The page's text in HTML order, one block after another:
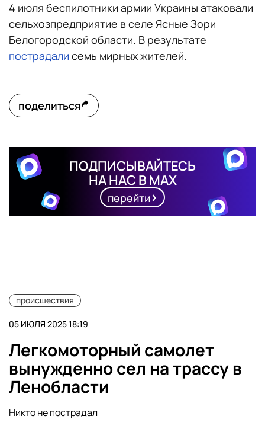
4 июля беспилотники армии Украины атаковали
сельхозпредприятие в селе Ясные Зори
Белогородской области. В результате
пострадали семь мирных жителей.
поделиться
ПОДПИСЫВАЙТЕСЬ
НА НАС В MAX
перейти
происшествия
05 ИЮЛЯ 2025 18:19
Легкомоторный самолет
вынужденно сел на трассу в
Ленобласти
Никто не пострадал